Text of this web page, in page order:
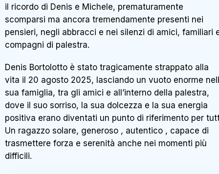
il ricordo di Denis e Michele, prematuramente
scomparsi ma ancora tremendamente presenti nei
pensieri, negli abbracci e nei silenzi di amici, familiari
compagni di palestra.
Denis Bortolotto è stato tragicamente strappato alla
vita il 20 agosto 2025, lasciando un vuoto enorme
sua famiglia, tra gli amici e all’interno della palestra,
dove il suo sorriso, la sua dolcezza e la sua energia
positiva erano diventati un punto di riferimento per
Un ragazzo solare, generoso , autentico , capace di
trasmettere forza e serenità anche nei momenti più
difficili.